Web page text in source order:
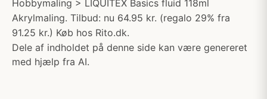
Hobbymaling > LIQUITEX Basics fluid 118ml
Akrylmaling. Tilbud: nu 64.95 kr. (regalo 29% fra
91.25 kr.) Køb hos Rito.dk.
Dele af indholdet på denne side kan være genereret
med hjælp fra AI.